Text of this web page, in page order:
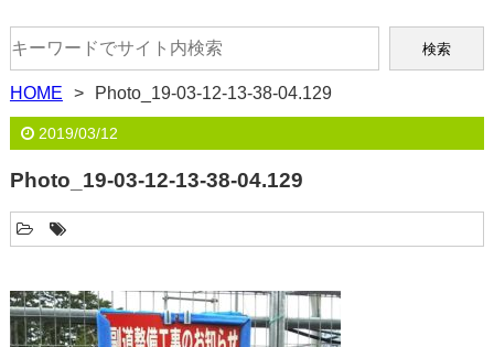
HOME Photo_19-03-12-13-38-04.129
2019/03/12
Photo_19-03-12-13-38-04.129